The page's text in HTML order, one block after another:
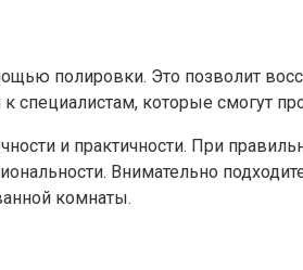
полировки. Это позволит
специалистам, которые смогут
и практичности. При
Внимательно
комнаты.